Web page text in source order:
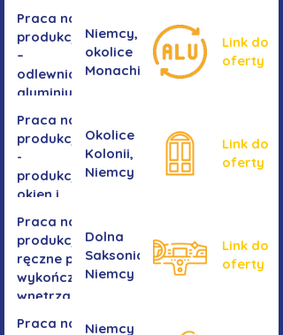
Praca na
produkcji
–
odlewnia
aluminium
Niemcy,
okolice
Monachium
Link do
oferty
Praca na
produkcji
-
produkcja
okien i
Okolice
Kolonii,
Niemcy
Link do
oferty
Praca na
produkcji -
ręczne prace
wykończeniowe
wnętrza aut
Dolna
Saksonia,
Niemcy
Link do
oferty
Praca na
Niemcy